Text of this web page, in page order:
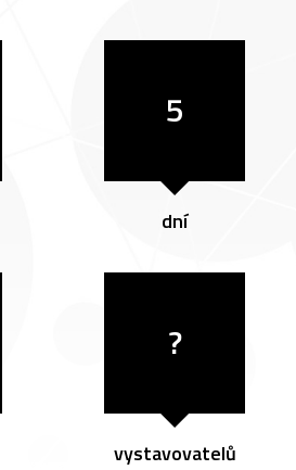
5
dní
?
vystavovatelů